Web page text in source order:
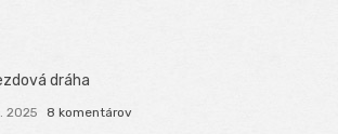
dráha
2025 8 komentárov